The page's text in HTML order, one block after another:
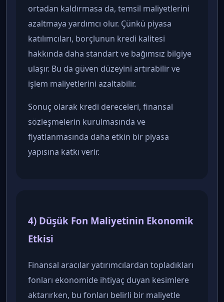
ortadan kaldırmasa da, temsil maliyetlerini
azaltmaya yardımcı olur. Çünkü piyasa
katılımcıları, borçlunun kredi kalitesi
hakkında daha standart ve bağımsız bilgiye
ulaşır. Bu da güven düzeyini artırabilir ve
işlem maliyetlerini azaltabilir.
Sonuç olarak kredi dereceleri, finansal
sözleşmelerin kurulmasında ve
fiyatlanmasında daha etkin bir piyasa
yapısına katkı verir.
4) Düşük Fon Maliyetinin Ekonomik
Etkisi
Finansal aracılar yatırımcılardan topladıkları
fonları ekonomide ihtiyaç duyan kesimlere
aktarırken, bu fonları belirli bir maliyetle